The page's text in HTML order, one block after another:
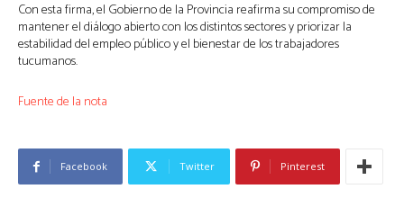
Con esta firma, el Gobierno de la Provincia reafirma su compromiso de
mantener el diálogo abierto con los distintos sectores y priorizar la
estabilidad del empleo público y el bienestar de los trabajadores
tucumanos.
Fuente de la nota
Facebook Twitter Pinterest